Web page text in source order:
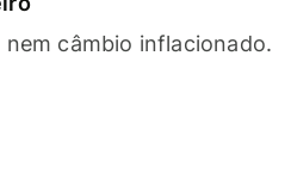
câmbio inflacionado.